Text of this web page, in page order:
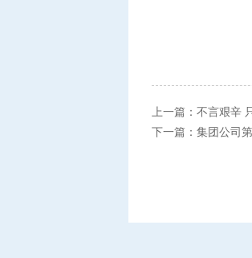
上一篇： 不言艰辛
下一篇： 集团公司